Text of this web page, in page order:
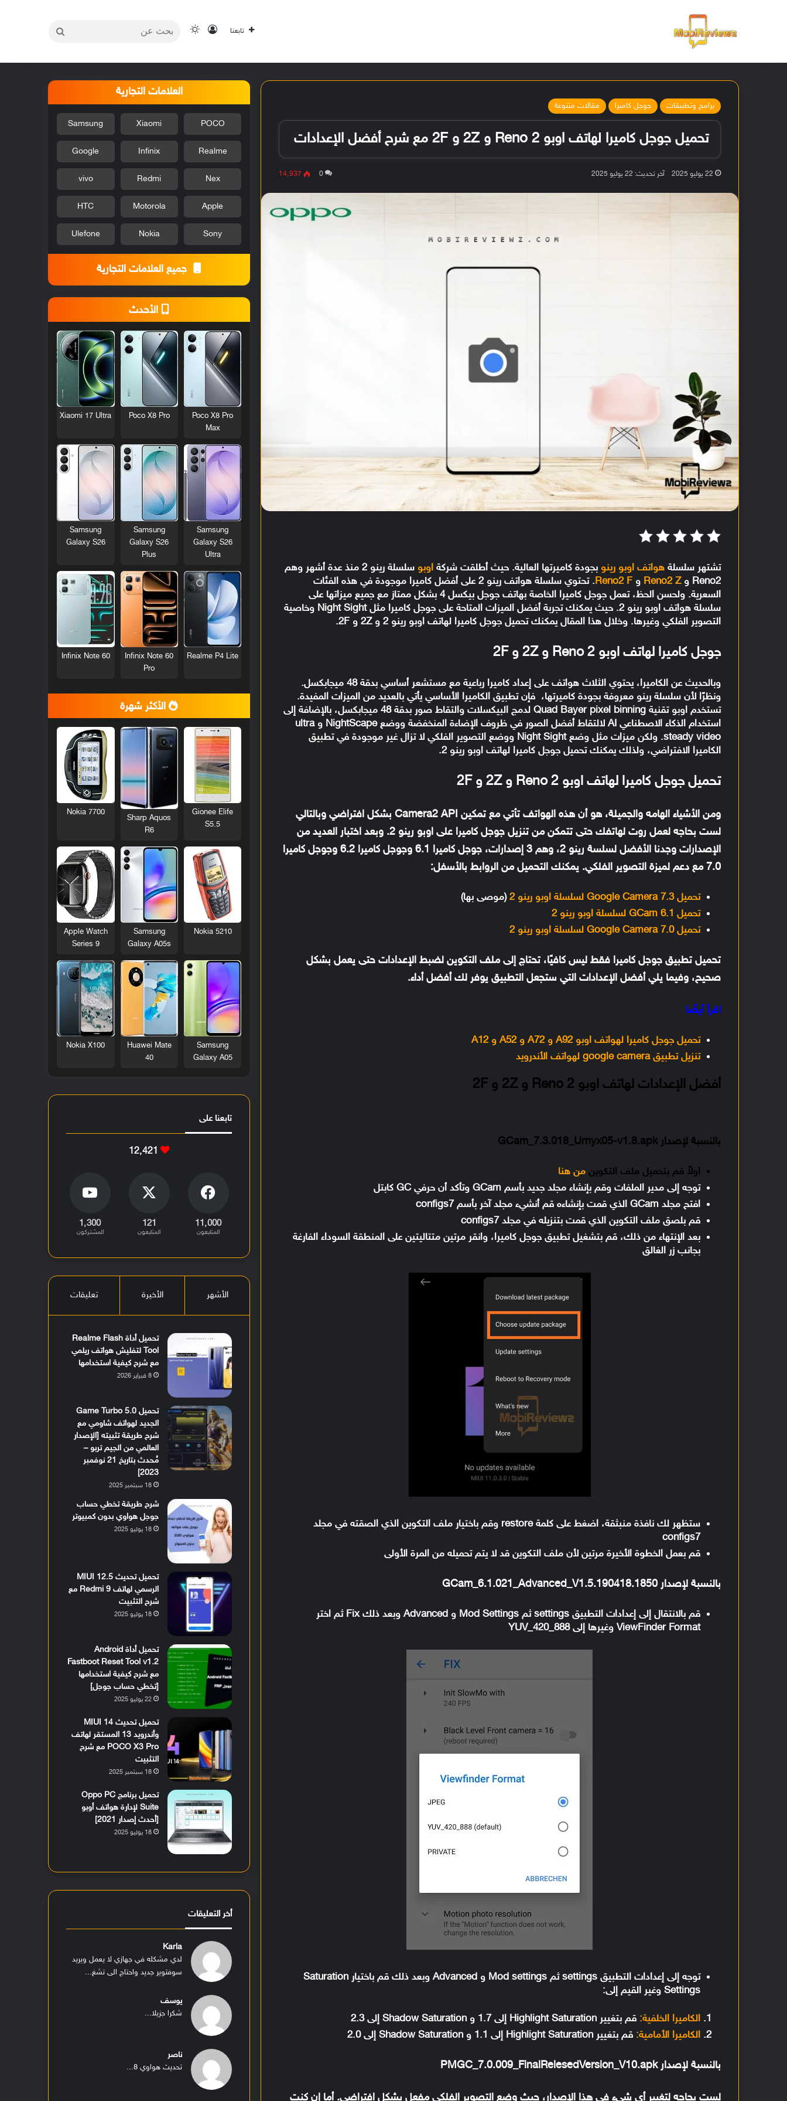
تابعنا تسجيل الدخول
الوضع المظلم
برامج وتطبيقات جوجل كاميرا مقالات متنوعة
تحميل جوجل كاميرا لهاتف اوبو Reno 2 و 2Z و 2F مع شرح أفضل الإعدادات
22 يوليو 2025 آخر تحديث: 22 يوليو 2025 0 14٬937
تشتهر سلسلةهواتف اوبو رينو بجودة كاميرتها العالية. حيث أطلقت شركةاوبو
سلسلة رينو 2 منذ عدة أشهر وهم
Reno2 و
Reno2 Z وReno2 F
. تحتوي سلسلة هواتف رينو 2 على أفضل كاميرا موجودة في هذه الفئات
السعرية. ولحسن الحظ، تعمل جوجل كاميرا الخاصة بهاتف جوجل بيكسل 4 بشكل ممتاز مع جميع ميزاتها على
سلسلة هواتف اوبو رينو 2. حيث يمكنك تجربة أفضل الميزات المتاحة على جوجل كاميرا مثل Night Sight وخاصية
التصوير الفلكي وغيرها. وخلال هذا المقال يمكنك تحميل جوجل كاميرا لهاتف اوبو رينو 2 و 2Z و 2F.
جوجل كاميرا لهاتف اوبو Reno 2 و 2Z و 2F
وبالحديث عن الكاميرا، يحتوي الثلاث هواتف على إعداد كاميرا رباعية مع مستشعر أساسي بدقة 48 ميجابكسل.
ونظرًا لأن سلسلة رينو معروفة بجودة كاميرتها، فإن تطبيق الكاميرا الأساسي يأتي بالعديد من الميزات المفيدة.
تستخدم اوبو تقنية Quad Bayer pixel binning لدمج البيكسلات والتقاط صور بدقة 48 ميجابكسل، بالإضافة إلى
استخدام الذكاء الاصطناعي AI لالتقاط أفضل الصور في ظروف الإضاءة المنخفضة ووضع NightScape و ultra
steady video. ولكن ميزات مثل وضع Night Sight ووضع التصوير الفلكي لا تزال غير موجودة في تطبيق
الكاميرا الافتراضي، ولذلك يمكنك تحميل جوجل كاميرا لهاتف اوبو رينو 2.
تحميل جوجل كاميرا لهاتف اوبو Reno 2 و 2Z و 2F
ومن الأشياء الهامه والجميلة، هو أن هذه الهواتف تأتي مع تمكين Camera2 API بشكل افتراضي وبالتالي
لست بحاجه لعمل روت لهاتفك حتى تتمكن من تنزيل جوجل كاميرا على اوبو رينو 2. وبعد اختبار العديد من
الإصدارات وجدنا الأفضل لسلسة رينو 2، وهم 3 إصدارات، جوجل كاميرا 6.1 وجوجل كاميرا 6.2 وجوجل كاميرا
7.0 مع دعم لميزة التصوير الفلكي. يمكنك التحميل من الروابط بالأسفل:
تحميل Google Camera 7.3 لسلسلة اوبو رينو 2
(موصى بها)
تحميل GCam 6.1 لسلسلة اوبو رينو 2
تحميل Google Camera 7.0 لسلسلة اوبو رينو 2
تحميل تطبيق جوجل كاميرا فقط ليس كافيًا، تحتاج إلى ملف التكوين لضبط الإعدادات حتى يعمل بشكل
صحيح، وفيما يلي أفضل الإعدادات التي ستجعل التطبيق يوفر لك أفضل أداء.
اقرأ أيضًا
تحميل جوجل كاميرا لهواتف اوبو A92 و A72 و A52 و A12
تنزيل تطبيق google camera لهواتف الأندرويد
أفضل الإعدادات لهاتف اوبو Reno 2 و 2Z و 2F
بالنسبة لإصدار GCam_7.3.018_Urnyx05-v1.8.apk
اولاً قم بتحميل ملف التكوينمن هنا
توجه إلى مدير الملفات وقم بإنشاء مجلد جديد بأسم GCam وتأكد أن حرفي GC كابتل
افتح مجلد GCam الذي قمت بإنشاءه قم أنشيء مجلد آخر بأسم configs7
قم بلصق ملف التكوين الذي قمت بتنزيله في مجلد configs7
بعد الإنتهاء من ذلك، قم بتشغيل تطبيق جوجل كاميرا، وانقر مرتين متتاليتين على المنطقة السوداء الفارغة
بجانب زر الغالق
ستظهر لك نافذة منبثقة، اضغط على كلمة restore وقم باختيار ملف التكوين الذي الصقته في مجلد
configs7
قم بعمل الخطوة الأخيرة مرتين لأن ملف التكوين قد لا يتم تحميله من المرة الأولى
بالنسبة لإصدار GCam_6.1.021_Advanced_V1.5.190418.1850
قم بالانتقال إلى إعدادات التطبيق settings ثم Mod Settings و Advanced وبعد ذلك Fix ثم اختر
ViewFinder Format وغيرها إلى YUV_420_888
توجه إلى إعدادات التطبيق settings ثم Mod settings و Advanced وبعد ذلك قم باختيار Saturation
Settings وغير القيم إلى:
الكاميرا الخلفية: قم بتغيير Highlight Saturation إلى 1.7 و Shadow Saturation إلى 2.3
الكاميرا الأمامية: قم بتغيير Highlight Saturation إلى 1.1 و Shadow Saturation إلى 2.0
بالنسبة لإصدار PMGC_7.0.009_FinalRelesedVersion_V10.apk
لست بحاجه لتغيير أي شيء في هذا الإصدار، حيث وضع التصوير الفلكي مفعل بشكل افتراضي. أما إن كنت
العلامات التجارية
POCO
Xiaomi
Samsung
Realme
Infinix
Google
Nex
Redmi
vivo
Apple
Motorola
HTC
Sony
Nokia
Ulefone
جميع العلامات التجارية
الأحدث
Poco X8 Pro
Max
Poco X8 Pro
Xiaomi 17 Ultra
Samsung
Galaxy S26
Ultra
Samsung
Galaxy S26
Plus
Samsung
Galaxy S26
Realme P4 Lite
Infinix Note 60
Pro
Infinix Note 60
الأكثر شهرة
Gionee Elife
S5.5
Sharp Aquos
R6
Nokia 7700
Nokia 5210
Samsung
Galaxy A05s
Apple Watch
Series 9
Samsung
Galaxy A05
Huawei Mate
40
Nokia X100
تابعنا على
12٬421
11٬000
المتابعون
121
المتابعون
1٬300
المشتركون
الأشهر الأخيرة تعليقات
تحميل أداة Realme Flash
Tool لتفليش هواتف ريلمي
مع شرح كيفية استخدامها
8 فبراير 2026
تحميل Game Turbo 5.0
الجديد لهواتف شاومي مع
شرح طريقة تثبيته [الإصدار
العالمي من الجيم تربو –
مُحدث بتاريخ 21 نوفمبر
2023]
18 سبتمبر 2025
شرح طريقة تخطي حساب
جوجل هواوي بدون كمبيوتر
18 يوليو 2025
تحميل تحديث MIUI 12.5
الرسمي لهاتف Redmi 9 مع
شرح التثبيت
18 يوليو 2025
تحميل أداة Android
Fastboot Reset Tool v1.2
مع شرح كيفية استخدامها
[تخطي حساب جوجل]
22 يوليو 2025
تحميل تحديث MIUI 14
وأندرويد 13 المستقر لهاتف
POCO X3 Pro مع شرح
التثبيت
18 سبتمبر 2025
تحميل برنامج Oppo PC
Suite لإدارة هواتف أوبو
[أحدث إصدار 2021]
18 يوليو 2025
أخر التعليقات
Karla
لدي مشكله في جهازي لا يعمل ويريد
سوفتوير جديد واحتاج الى تشغ...
يوسف
شكرا جزيلا...
ناصر
تحديث هواوي 8...